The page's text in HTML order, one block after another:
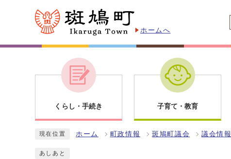
ホームへ
くらし・手続き 子育て・教育
現在位置 ホーム 町政情報 斑鳩町議会 議会情報
あしあと